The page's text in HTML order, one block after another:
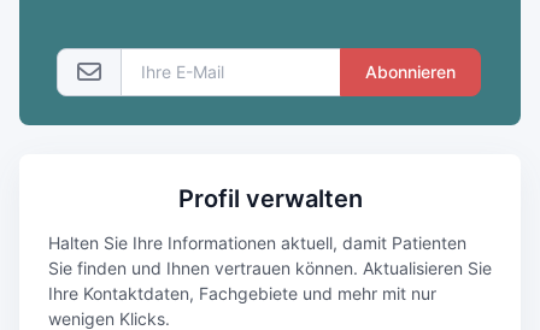
Abonnieren
Profil verwalten
Halten Sie Ihre Informationen aktuell, damit Patienten
Sie finden und Ihnen vertrauen können. Aktualisieren Sie
Ihre Kontaktdaten, Fachgebiete und mehr mit nur
wenigen Klicks.